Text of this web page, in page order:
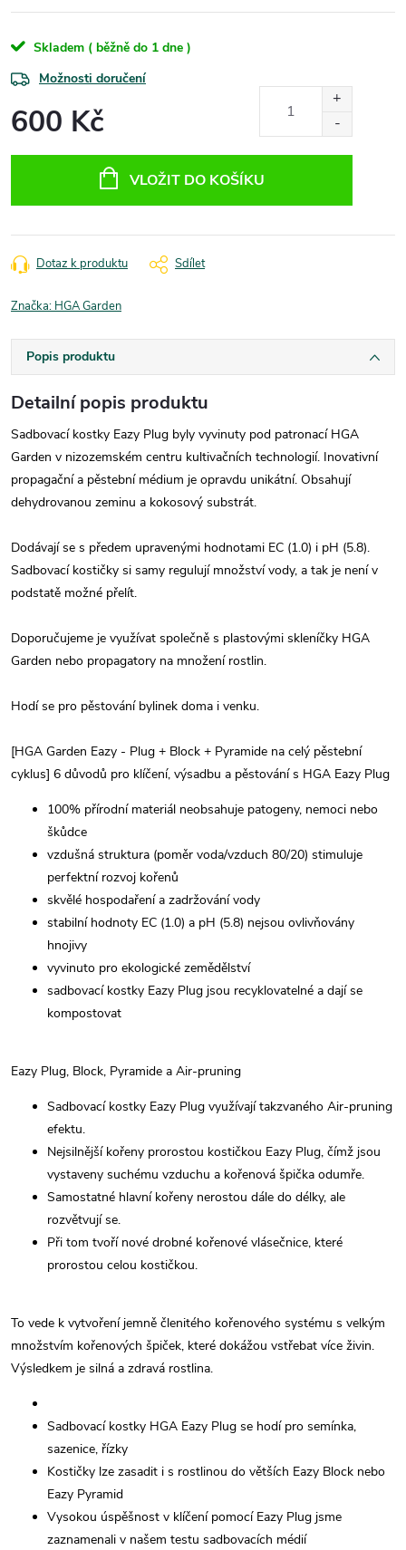
Skladem ( běžně do 1 dne )
Možnosti doručení
600 Kč
VLOŽIT DO KOŠÍKU
Dotaz k produktu Sdílet
Značka: HGA Garden
Popis produktu
Detailní popis produktu
Sadbovací kostky Eazy Plug byly vyvinuty pod patronací HGA
Garden v nizozemském centru kultivačních technologií. Inovativní
propagační a pěstební médium je opravdu unikátní. Obsahují
dehydrovanou zeminu a kokosový substrát.
Dodávají se s předem upravenými hodnotami EC (1.0) i pH (5.8).
Sadbovací kostičky si samy regulují množství vody, a tak je není v
podstatě možné přelít.
Doporučujeme je využívat společně s plastovými skleníčky HGA
Garden nebo propagatory na množení rostlin.
Hodí se pro pěstování bylinek doma i venku.
[HGA Garden Eazy - Plug + Block + Pyramide na celý pěstební
cyklus] 6 důvodů pro klíčení, výsadbu a pěstování s HGA Eazy Plug
100% přírodní materiál neobsahuje patogeny, nemoci nebo
škůdce
vzdušná struktura (poměr voda/vzduch 80/20) stimuluje
perfektní rozvoj kořenů
skvělé hospodaření a zadržování vody
stabilní hodnoty EC (1.0) a pH (5.8) nejsou ovlivňovány
hnojivy
vyvinuto pro ekologické zemědělství
sadbovací kostky Eazy Plug jsou recyklovatelné a dají se
kompostovat
Eazy Plug, Block, Pyramide a Air-pruning
Sadbovací kostky Eazy Plug využívají takzvaného Air-pruning
efektu.
Nejsilnější kořeny prorostou kostičkou Eazy Plug, čímž jsou
vystaveny suchému vzduchu a kořenová špička odumře.
Samostatné hlavní kořeny nerostou dále do délky, ale
rozvětvují se.
Při tom tvoří nové drobné kořenové vlásečnice, které
prorostou celou kostičkou.
To vede k vytvoření jemně členitého kořenového systému s velkým
množstvím kořenových špiček, které dokážou vstřebat více živin.
Výsledkem je silná a zdravá rostlina.
Sadbovací kostky HGA Eazy Plug se hodí pro semínka,
sazenice, řízky
Kostičky lze zasadit i s rostlinou do větších Eazy Block nebo
Eazy Pyramid
Vysokou úspěšnost v klíčení pomocí Eazy Plug jsme
zaznamenali v našem testu sadbovacích médií